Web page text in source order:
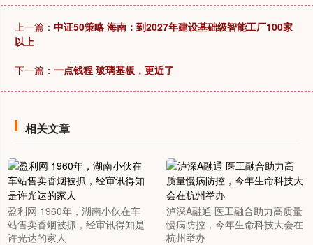
上一篇： 中证50策略 海南：到2027年建设基础级智能工厂100家
以上
下一篇： 一点钱程 玻璃基板，更近了
相关文章
盈利网 1960年，湖南小伙在车
站售卖香烟被抓，经审讯得知是
许光达的家人
泸深A融通 医工融合助力高质量
慢病防控，今年生命科技大会在
杭州举办